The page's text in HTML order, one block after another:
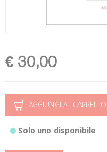
€ 30,00
AGGIUNGI AL CARRELLO
Solo uno disponibile